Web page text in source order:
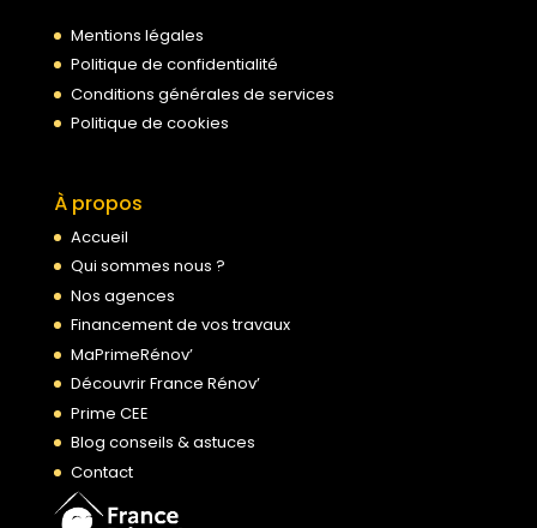
Mentions légales
Politique de confidentialité
Conditions générales de services
Politique de cookies
À propos
Accueil
Qui sommes nous ?
Nos agences
Financement de vos travaux
MaPrimeRénov’
Découvrir France Rénov’
Prime CEE
Blog conseils & astuces
Contact